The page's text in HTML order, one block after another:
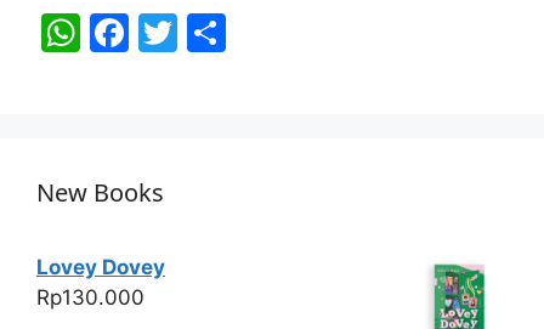
W
A
p
F
b
o
k
T
New Books
Lovey Dovey
Rp130.000